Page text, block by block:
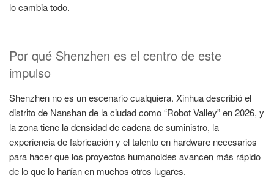
lo cambia todo.
Por qué Shenzhen es el centro de este
impulso
Shenzhen no es un escenario cualquiera. Xinhua describió el
distrito de Nanshan de la ciudad como “Robot Valley” en 2026, y
la zona tiene la densidad de cadena de suministro, la
experiencia de fabricación y el talento en hardware necesarios
para hacer que los proyectos humanoides avancen más rápido
de lo que lo harían en muchos otros lugares.